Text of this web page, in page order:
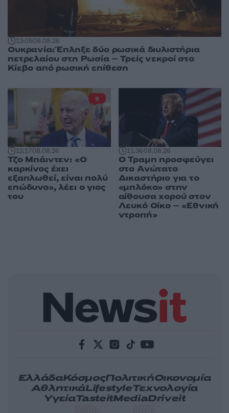
13:0508.08.26
Ουκρανία: Έπληξε δύο ρωσικά διυλιστήρια
πετρελαίου στη Ρωσία – Τρείς νεκροί στο
Κίεβο από ρωσική επίθεση
12:1708.08.26
Τζο Μπάιντεν: «Ο
καρκίνος έχει
εξαπλωθεί, είναι πολύ
επώδυνο», λέει ο γιος
του
9
11:3608.08.26
Ο Τραμπ προσφεύγει
στο Ανώτατο
Δικαστήριο για το
«μπλόκο» στην
αίθουσα χορού στον
Λευκό Οίκο – «Εθνική
ντροπή»
ΕλλάδαΚόσμοςΠολιτικήΟικονομία
ΑθλητικάLifestyleΤεχνολογία
ΥγείαTasteitMediaDriveit